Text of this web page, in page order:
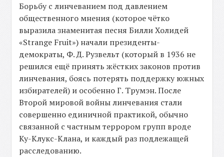
Борьбу с линчеванием под давлением
общественного мнения (которое чётко
выразила знаменитая песня Билли Холидей
«Strange Fruit») начали президенты-
демократы, Ф. Д. Рузвельт (который в 1936 не
решился ещё принять жёстких законов против
линчевания, боясь потерять поддержку южных
избирателей) и особенно Г. Трумэн. После
Второй мировой войны линчевания стали
совершенно единичной практикой, обычно
связанной с частным террором групп вроде
Ку-Клукс-Клана, и каждый раз подлежащей
расследованию.